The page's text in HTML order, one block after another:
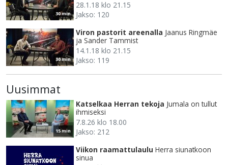
30 min
28.1.18 klo 21.15
Jakso: 120
30 min
Viron pastorit areenalla Jaanus Ringmäe
ja Sander Tammist
14.1.18 klo 21.15
Jakso: 119
Uusimmat
15 min
Katselkaa Herran tekoja Jumala on tullut
ihmiseksi
7.8.26 klo 18.00
Jakso: 212
Viikon raamattulaulu Herra siunatkoon
sinua